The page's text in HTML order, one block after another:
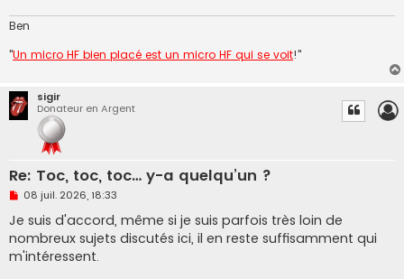
Ben
"Un micro HF bien placé est un micro HF qui se voit!"
sigir
Donateur en Argent
Re: Toc, toc, toc… y-a quelqu’un ?
M
s
s
a
g
e
08 juil. 2026, 18:33
Je suis d'accord, même si je suis parfois très loin de
nombreux sujets discutés ici, il en reste suffisamment qui
m'intéressent.